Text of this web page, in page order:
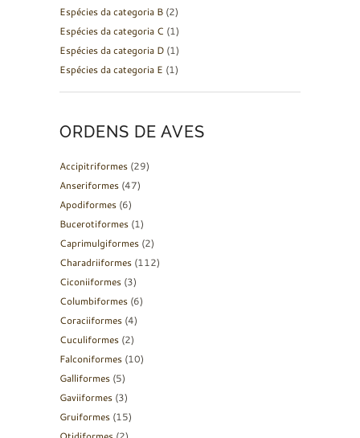
Espécies da categoria B (2)
Espécies da categoria C (1)
Espécies da categoria D (1)
Espécies da categoria E (1)
ORDENS DE AVES
Accipitriformes (29)
Anseriformes (47)
Apodiformes (6)
Bucerotiformes (1)
Caprimulgiformes (2)
Charadriiformes (112)
Ciconiiformes (3)
Columbiformes (6)
Coraciiformes (4)
Cuculiformes (2)
Falconiformes (10)
Galliformes (5)
Gaviiformes (3)
Gruiformes (15)